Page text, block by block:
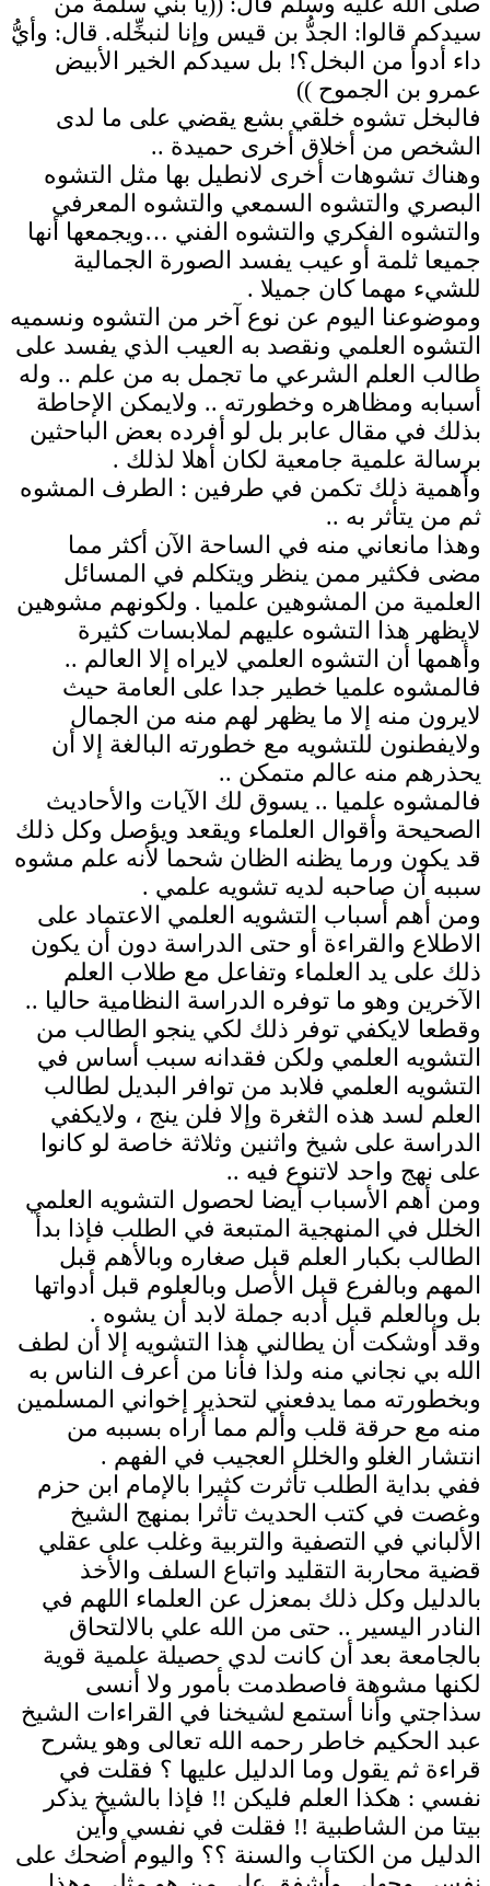
سيدكم قالوا: الجدُّ بن قيس وإنا لنبخِّله. قال: وأيُّ
داء أدوأ من البخل؟! بل سيدكم الخير الأبيض
عمرو بن الجموح ))
فالبخل تشوه خلقي بشع يقضي على ما لدى
الشخص من أخلاق أخرى حميدة ..
وهناك تشوهات أخرى لانطيل بها مثل التشوه
البصري والتشوه السمعي والتشوه المعرفي
والتشوه الفكري والتشوه الفني …ويجمعها أنها
جميعا ثلمة أو عيب يفسد الصورة الجمالية
للشيء مهما كان جميلا .
وموضوعنا اليوم عن نوع آخر من التشوه ونسميه
التشوه العلمي ونقصد به العيب الذي يفسد على
طالب العلم الشرعي ما تجمل به من علم .. وله
أسبابه ومظاهره وخطورته .. ولايمكن الإحاطة
بذلك في مقال عابر بل لو أفرده بعض الباحثين
برسالة علمية جامعية لكان أهلا لذلك .
وأهمية ذلك تكمن في طرفين : الطرف المشوه
ثم من يتأثر به ..
وهذا مانعاني منه في الساحة الآن أكثر مما
مضى فكثير ممن ينظر ويتكلم في المسائل
العلمية من المشوهين علميا . ولكونهم مشوهين
لايظهر هذا التشوه عليهم لملابسات كثيرة
وأهمها أن التشوه العلمي لايراه إلا العالم ..
فالمشوه علميا خطير جدا على العامة حيث
لايرون منه إلا ما يظهر لهم منه من الجمال
ولايفطنون للتشويه مع خطورته البالغة إلا أن
يحذرهم منه عالم متمكن ..
فالمشوه علميا .. يسوق لك الآيات والأحاديث
الصحيحة وأقوال العلماء ويقعد ويؤصل وكل ذلك
قد يكون ورما يظنه الظان شحما لأنه علم مشوه
سببه أن صاحبه لديه تشويه علمي .
ومن أهم أسباب التشويه العلمي الاعتماد على
الاطلاع والقراءة أو حتى الدراسة دون أن يكون
ذلك على يد العلماء وتفاعل مع طلاب العلم
الآخرين وهو ما توفره الدراسة النظامية حاليا ..
وقطعا لايكفي توفر ذلك لكي ينجو الطالب من
التشويه العلمي ولكن فقدانه سبب أساس في
التشويه العلمي فلابد من توافر البديل لطالب
العلم لسد هذه الثغرة وإلا فلن ينج ، ولايكفي
الدراسة على شيخ واثنين وثلاثة خاصة لو كانوا
على نهج واحد لاتنوع فيه ..
ومن أهم الأسباب أيضا لحصول التشويه العلمي
الخلل في المنهجية المتبعة في الطلب فإذا بدأ
الطالب بكبار العلم قبل صغاره وبالأهم قبل
المهم وبالفرع قبل الأصل وبالعلوم قبل أدواتها
بل وبالعلم قبل أدبه جملة لابد أن يشوه .
وقد أوشكت أن يطالني هذا التشويه إلا أن لطف
الله بي نجاني منه ولذا فأنا من أعرف الناس به
وبخطورته مما يدفعني لتحذير إخواني المسلمين
منه مع حرقة قلب وألم مما أراه بسببه من
انتشار الغلو والخلل العجيب في الفهم .
ففي بداية الطلب تأثرت كثيرا بالإمام ابن حزم
وغصت في كتب الحديث تأثرا بمنهج الشيخ
الألباني في التصفية والتربية وغلب على عقلي
قضية محاربة التقليد واتباع السلف والأخذ
بالدليل وكل ذلك بمعزل عن العلماء اللهم في
النادر اليسير .. حتى من الله علي بالالتحاق
بالجامعة بعد أن كانت لدي حصيلة علمية قوية
لكنها مشوهة فاصطدمت بأمور ولا أنسى
سذاجتي وأنا أستمع لشيخنا في القراءات الشيخ
عبد الحكيم خاطر رحمه الله تعالى وهو يشرح
قراءة ثم يقول وما الدليل عليها ؟ فقلت في
نفسي : هكذا العلم فليكن !! فإذا بالشيخ يذكر
بيتا من الشاطبية !! فقلت في نفسي وأين
الدليل من الكتاب والسنة ؟؟ واليوم أضحك على